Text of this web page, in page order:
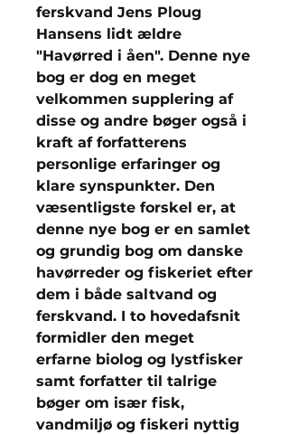
ferskvand Jens Ploug
Hansens lidt ældre
"Havørred i åen". Denne nye
bog er dog en meget
velkommen supplering af
disse og andre bøger også i
kraft af forfatterens
personlige erfaringer og
klare synspunkter. Den
væsentligste forskel er, at
denne nye bog er en samlet
og grundig bog om danske
havørreder og fiskeriet efter
dem i både saltvand og
ferskvand. I to hovedafsnit
formidler den meget
erfarne biolog og lystfisker
samt forfatter til talrige
bøger om især fisk,
vandmiljø og fiskeri nyttig